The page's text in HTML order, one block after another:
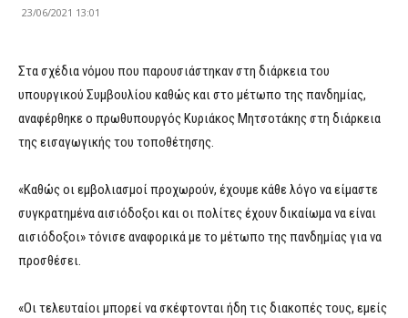
23/06/2021 13:01
Στα σχέδια νόμου που παρουσιάστηκαν στη διάρκεια του
υπουργικού Συμβουλίου καθώς και στο μέτωπο της πανδημίας,
αναφέρθηκε ο πρωθυπουργός Κυριάκος Μητσοτάκης στη διάρκεια
της εισαγωγικής του τοποθέτησης.
«Καθώς οι εμβολιασμοί προχωρούν, έχουμε κάθε λόγο να είμαστε
συγκρατημένα αισιόδοξοι και οι πολίτες έχουν δικαίωμα να είναι
αισιόδοξοι» τόνισε αναφορικά με το μέτωπο της πανδημίας για να
προσθέσει.
«Οι τελευταίοι μπορεί να σκέφτονται ήδη τις διακοπές τους, εμείς